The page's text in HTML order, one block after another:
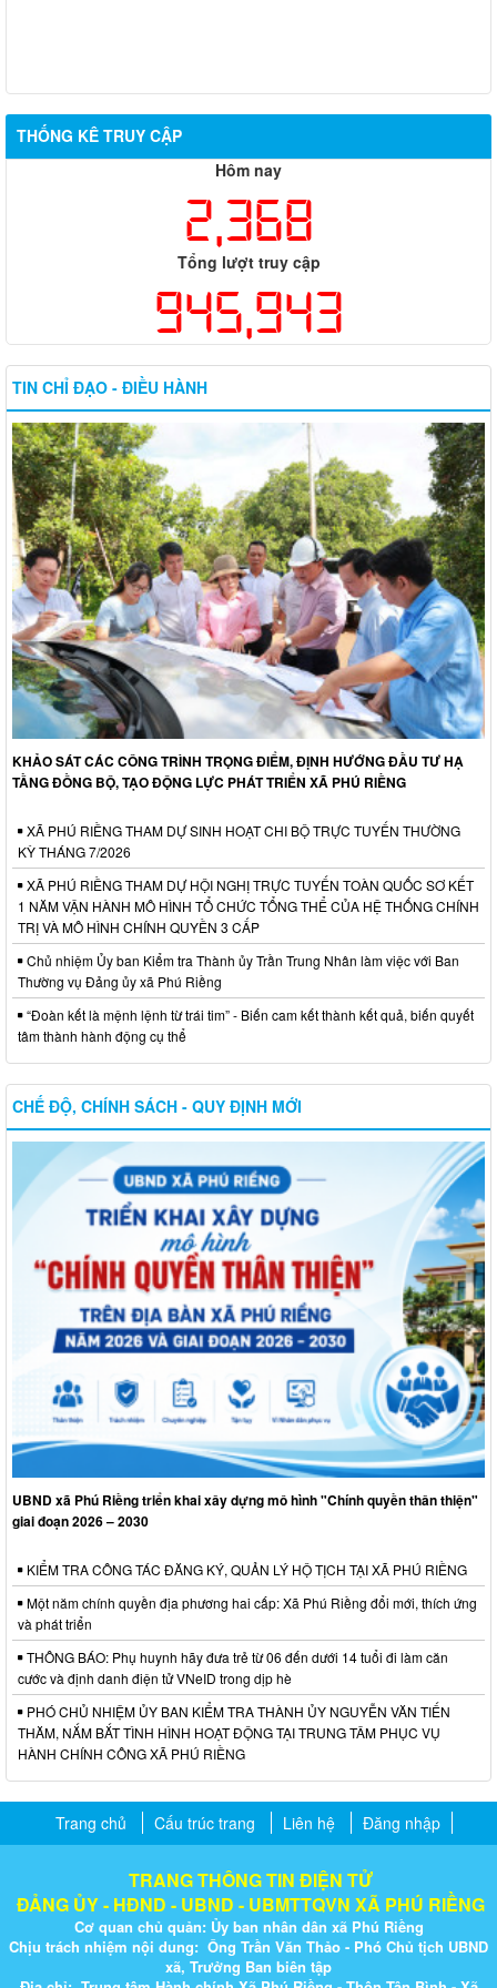
THỐNG KÊ TRUY CẬP
Hôm nay
2,368
Tổng lượt truy cập
945,943
TIN CHỈ ĐẠO - ĐIỀU HÀNH
KHẢO SÁT CÁC CÔNG TRÌNH TRỌNG ĐIỂM, ĐỊNH HƯỚNG ĐẦU TƯ HẠ
TẦNG ĐỒNG BỘ, TẠO ĐỘNG LỰC PHÁT TRIỂN XÃ PHÚ RIỀNG
XÃ PHÚ RIỀNG THAM DỰ SINH HOẠT CHI BỘ TRỰC TUYẾN THƯỜNG
KỲ THÁNG 7/2026
XÃ PHÚ RIỀNG THAM DỰ HỘI NGHỊ TRỰC TUYẾN TOÀN QUỐC SƠ KẾT
1 NĂM VẬN HÀNH MÔ HÌNH TỔ CHỨC TỔNG THỂ CỦA HỆ THỐNG CHÍNH
TRỊ VÀ MÔ HÌNH CHÍNH QUYỀN 3 CẤP
Chủ nhiệm Ủy ban Kiểm tra Thành ủy Trần Trung Nhân làm việc với Ban
Thường vụ Đảng ủy xã Phú Riềng
“Đoàn kết là mệnh lệnh từ trái tim” - Biến cam kết thành kết quả, biến quyết
tâm thành hành động cụ thể
CHẾ ĐỘ, CHÍNH SÁCH - QUY ĐỊNH MỚI
UBND xã Phú Riềng triển khai xây dựng mô hình "Chính quyền thân thiện"
giai đoạn 2026 – 2030
KIỂM TRA CÔNG TÁC ĐĂNG KÝ, QUẢN LÝ HỘ TỊCH TẠI XÃ PHÚ RIỀNG
Một năm chính quyền địa phương hai cấp: Xã Phú Riềng đổi mới, thích ứng
và phát triển
THÔNG BÁO: Phụ huynh hãy đưa trẻ từ 06 đến dưới 14 tuổi đi làm căn
cước và định danh điện tử VNeID trong dịp hè
PHÓ CHỦ NHIỆM ỦY BAN KIỂM TRA THÀNH ỦY NGUYỄN VĂN TIẾN
THĂM, NẮM BẮT TÌNH HÌNH HOẠT ĐỘNG TẠI TRUNG TÂM PHỤC VỤ
HÀNH CHÍNH CÔNG XÃ PHÚ RIỀNG
Trang chủ Cấu trúc trang Liên hệ Đăng nhập
TRANG THÔNG TIN ĐIỆN TỬ
ĐẢNG ỦY - HĐND - UBND - UBMTTQVN XÃ PHÚ RIỀNG
Cơ quan chủ quản: Ủy ban nhân dân xã Phú Riềng
Chịu trách nhiệm nội dung: Ông Trần Văn Thảo - Phó Chủ tịch UBND
xã, Trưởng Ban biên tập